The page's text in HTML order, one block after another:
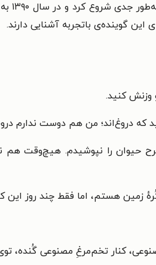
او هم
گوینده‌ی باتجربه آشنایی دارند.
وزنش کنید.
که دروغ‌اند؛ من هم دوست ندارم
را نپوشیدم. هیچ‌وقت هم
هستم، اما فقط چند روز این
کنار تخم‌مرغِ مصنوعی گُنده،